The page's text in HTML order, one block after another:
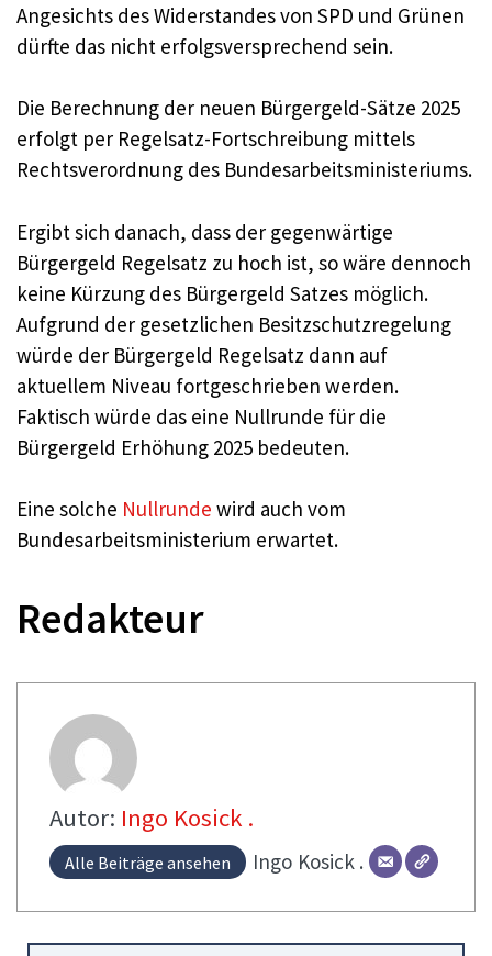
Angesichts des Widerstandes von SPD und Grünen
dürfte das nicht erfolgsversprechend sein.
Die Berechnung der neuen Bürgergeld-Sätze 2025
erfolgt per Regelsatz-Fortschreibung mittels
Rechtsverordnung des Bundesarbeitsministeriums.
Ergibt sich danach, dass der gegenwärtige
Bürgergeld Regelsatz zu hoch ist, so wäre dennoch
keine Kürzung des Bürgergeld Satzes möglich.
Aufgrund der gesetzlichen Besitzschutzregelung
würde der Bürgergeld Regelsatz dann auf
aktuellem Niveau fortgeschrieben werden.
Faktisch würde das eine Nullrunde für die
Bürgergeld Erhöhung 2025 bedeuten.
Eine solche Nullrunde wird auch vom
Bundesarbeitsministerium erwartet.
Redakteur
Autor: Ingo Kosick .
Alle Beiträge ansehen Ingo Kosick .